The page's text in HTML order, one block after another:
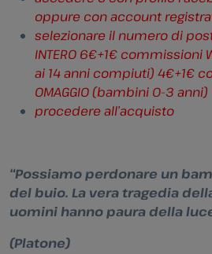
oppure con account
selezionare il numero di
INTERO 6€+1€ commissioni
ai 14 anni compiuti) 4€+1€
OMAGGIO (bambini 0-3 anni)
procedere all’acquisto
“Possiamo perdonare un
del buio. La vera tragedia
uomini hanno paura della
(Platone)